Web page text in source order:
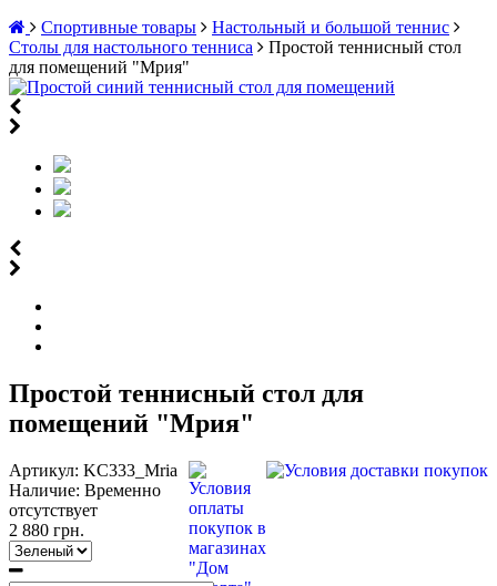
Спортивные товары
Настольный и большой теннис
Столы для настольного тенниса
Простой теннисный стол
для помещений "Мрия"
Простой теннисный стол для
помещений "Мрия"
Артикул: KC333_Mria
Наличие: Временно
отсутствует
2 880 грн.